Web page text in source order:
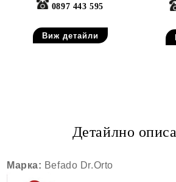
0897 443 595
Виж детайли
Детайлно
Марка: Befado Dr.Orto